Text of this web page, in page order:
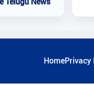
HomePrivacy